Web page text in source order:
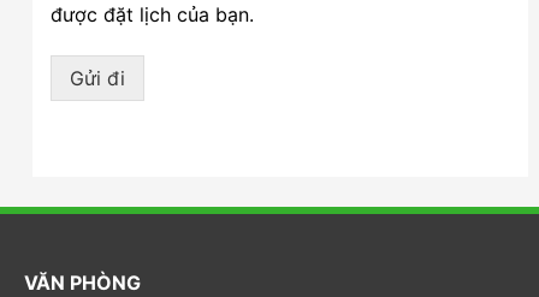
được đặt lịch của bạn.
Gửi đi
VĂN PHÒNG